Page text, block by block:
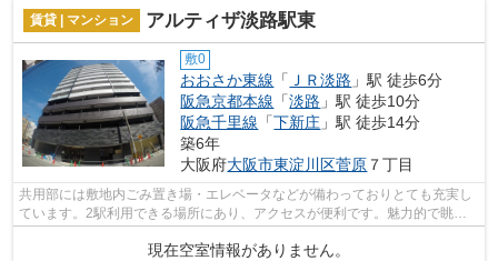
賃貸 | マンション アルティザ淡路駅東
敷0
おおさか東線 「 ＪＲ淡路 」駅 徒歩6分
阪急京都本線 「淡路 」駅 徒歩10分
阪急千里線 「下新庄 」駅 徒歩14分
築6年
大阪府大阪市東淀川区菅原 ７丁目
共用部には敷地内ごみ置き場・エレベータなどが備わっておりとても充実し
ています。2駅利用できる場所にあり、アクセスが便利です。魅力的で眺望
現在空室情報がありません。